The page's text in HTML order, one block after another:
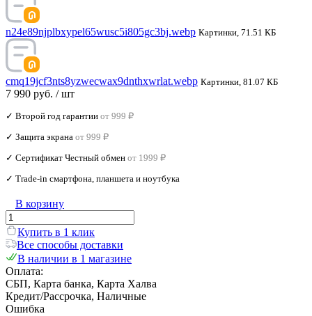
n24e89njplbxypel65wusc5i805gc3bj.webp Картинки, 71.51 КБ
cmq19jcf3nts8yzwecwax9dnthxwrlat.webp Картинки, 81.07 КБ
7 990 руб. / шт
✓ Второй год гарантии от 999 ₽
✓ Защита экрана от 999 ₽
✓ Сертификат Честный обмен от 1999 ₽
✓ Trade‑in смартфона, планшета и ноутбука
В корзину
Купить в 1 клик
Все способы доставки
В наличии в 1 магазине
Оплата:
СБП, Карта банка, Карта Халва
Кредит/Рассрочка, Наличные
Ошибка